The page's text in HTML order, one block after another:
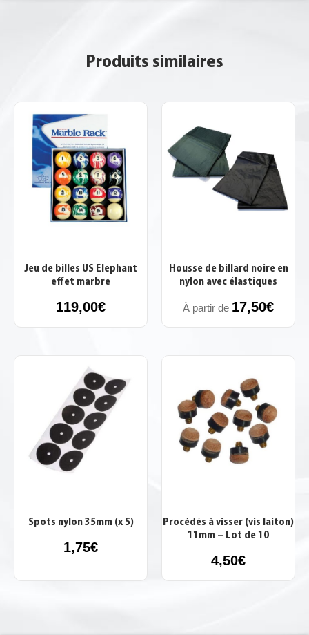
Produits similaires
Jeu de billes US Elephant
effet marbre
119,00€
Housse de billard noire en
nylon avec élastiques
À partir de 17,50€
Spots nylon 35mm (x 5)
1,75€
Procédés à visser (vis laiton)
11mm – Lot de 10
4,50€